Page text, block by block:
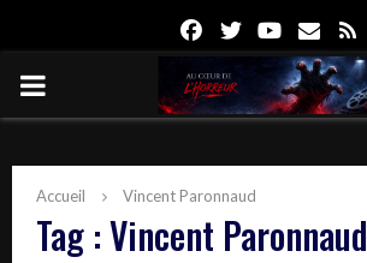
FacebookTwitterYoutube
Email
PRIMARY
Accueil Vincent Paronnaud
Tag : Vincent Paronnaud